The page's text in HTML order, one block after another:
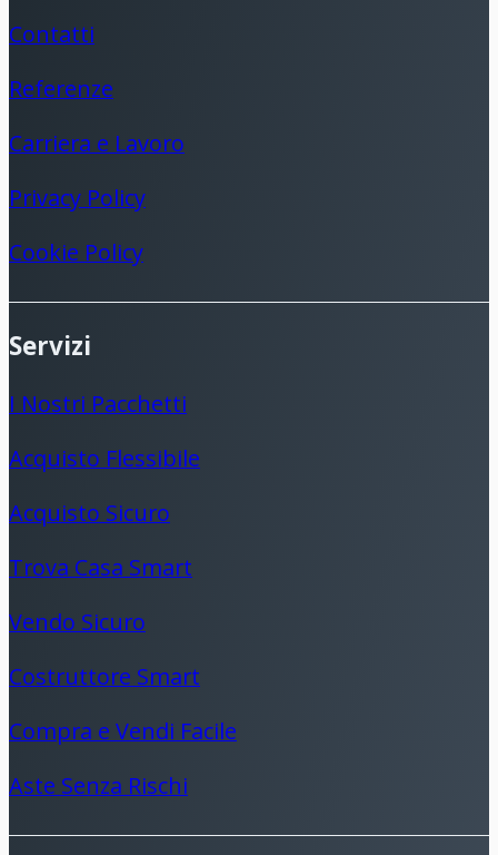
Contatti
Referenze
Carriera e Lavoro
Privacy Policy
Cookie Policy
Servizi
I Nostri Pacchetti
Acquisto Flessibile
Acquisto Sicuro
Trova Casa Smart
Vendo Sicuro
Costruttore Smart
Compra e Vendi Facile
Aste Senza Rischi